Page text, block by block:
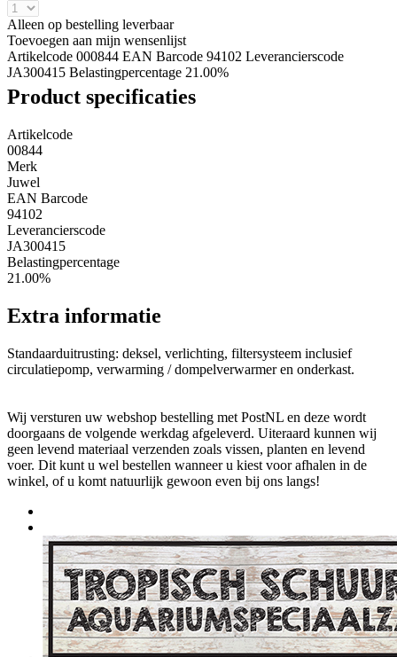
Alleen op bestelling leverbaar
Toevoegen aan mijn wensenlijst
Artikelcode 000844 EAN Barcode 94102 Leverancierscode
JA300415 Belastingpercentage 21.00%
Product specificaties
Artikelcode
00844
Merk
Juwel
EAN Barcode
94102
Leverancierscode
JA300415
Belastingpercentage
21.00%
Extra informatie
Standaarduitrusting: deksel, verlichting, filtersysteem inclusief
circulatiepomp, verwarming / dompelverwarmer en onderkast.
Wij versturen uw webshop bestelling met PostNL en deze wordt
doorgaans de volgende werkdag afgeleverd. Uiteraard kunnen wij
geen levend materiaal verzenden zoals vissen, planten en levend
voer. Dit kunt u wel bestellen wanneer u kiest voor afhalen in de
winkel, of u komt natuurlijk gewoon even bij ons langs!